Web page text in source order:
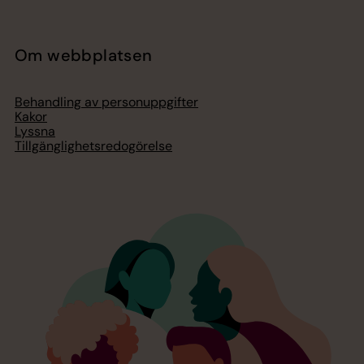
Om webbplatsen
Behandling av personuppgifter
Kakor
Lyssna
Tillgänglighetsredogörelse